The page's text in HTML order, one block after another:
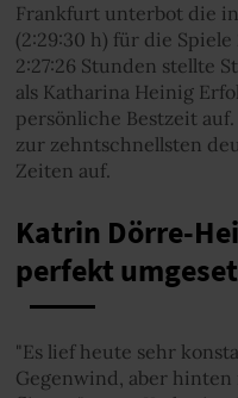
Frankfurt unterbot die
(2:29:30 h) für die
2:27:26 Stunden stellte
als Katharina Heinig
persönliche Bestzeit
zur zehntschnellsten
Zeiten auf.
Katrin Dörre-
perfekt
"Es lief heute sehr
Gegenwind, aber hinten